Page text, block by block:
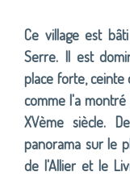
Ce village est
Serre. Il est
place forte, ceinte
comme l'a montré
XVème siècle.
panorama sur le
de l'Allier et le